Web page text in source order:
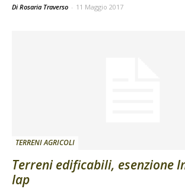
Di Rosaria Traverso - 11 Maggio 2017
TERRENI AGRICOLI
Terreni edificabili, esenzione
Iap